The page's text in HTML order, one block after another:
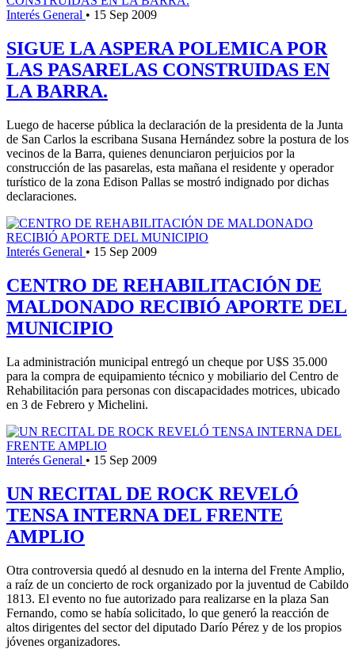
Interés General • 15 Sep 2009
SIGUE LA ASPERA POLEMICA POR
LAS PASARELAS CONSTRUIDAS EN
LA BARRA.
Luego de hacerse pública la declaración de la presidenta de la Junta
de San Carlos la escribana Susana Hernández sobre la postura de los
vecinos de la Barra, quienes denunciaron perjuicios por la
construcción de las pasarelas, esta mañana el residente y operador
turístico de la zona Edison Pallas se mostró indignado por dichas
declaraciones.
Interés General • 15 Sep 2009
CENTRO DE REHABILITACIÓN DE
MALDONADO RECIBIÓ APORTE DEL
MUNICIPIO
La administración municipal entregó un cheque por U$S 35.000
para la compra de equipamiento técnico y mobiliario del Centro de
Rehabilitación para personas con discapacidades motrices, ubicado
en 3 de Febrero y Michelini.
Interés General • 15 Sep 2009
UN RECITAL DE ROCK REVELÓ
TENSA INTERNA DEL FRENTE
AMPLIO
Otra controversia quedó al desnudo en la interna del Frente Amplio,
a raíz de un concierto de rock organizado por la juventud de Cabildo
1813. El evento no fue autorizado para realizarse en la plaza San
Fernando, como se había solicitado, lo que generó la reacción de
altos dirigentes del sector del diputado Darío Pérez y de los propios
jóvenes organizadores.